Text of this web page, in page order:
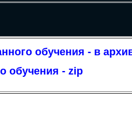
обучения - в
обучения - zip